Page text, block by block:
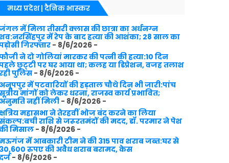
मध्य प्रदेश | दैनिक भास्कर
में मिला तीसरी क्लास की छात्रा का अर्धनग्न
में रेप के बाद हत्या की आशंका; 28 साल का
गिरफ्तार - 8/6/2026 -
ने दो गोलियां मारकर की पत्नी की हत्या:10 दिन
छुट्‌टी पर घर आया था; कलह या डिप्रेशन, वजह तलाश
पुलिस - 8/6/2026 -
में पटवारियों की हड़ताल चौथे दिन भी जारी:पांच
मांगों को लेकर धरना, राजस्व कार्य प्रभावित;
नहीं मिली - 8/6/2026 -
महासभा ने तेरहवीं भोज बंद करने का लिया
राशि से जरूरतमंदों की मदद, डॉ. परमार ने पेश
मिसाल - 8/6/2026 -
में आबकारी टीम ने की 315 पाव शराब जब्त:घर से
रुपए की अवैध शराब बरामद, केस
- 8/6/2026 -